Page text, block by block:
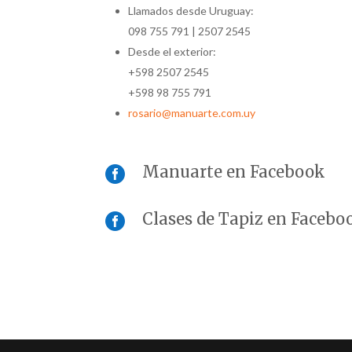
Llamados desde Uruguay:
098 755 791 | 2507 2545
Desde el exterior:
+598 2507 2545
+598 98 755 791
rosario@manuarte.com.uy
 Manuarte en Facebook
 Clases de Tapiz en